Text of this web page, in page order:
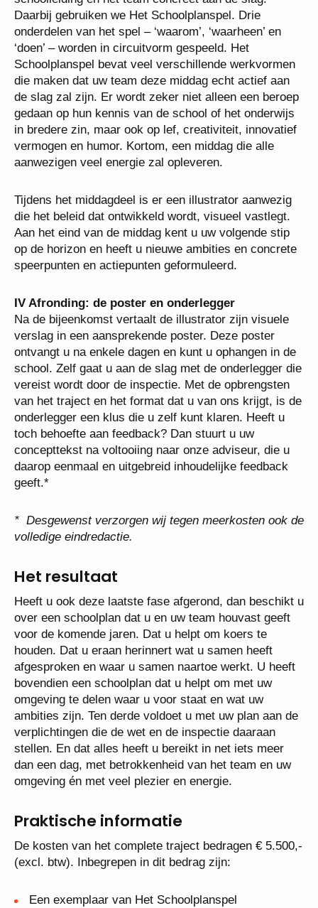
Daarbij gebruiken we Het Schoolplanspel. Drie
onderdelen van het spel – ‘waarom’, ‘waarheen’ en
‘doen’ – worden in circuitvorm gespeeld. Het
Schoolplanspel bevat veel verschillende werkvormen
die maken dat uw team deze middag echt actief aan
de slag zal zijn. Er wordt zeker niet alleen een beroep
gedaan op hun kennis van de school of het onderwijs
in bredere zin, maar ook op lef, creativiteit, innovatief
vermogen en humor. Kortom, een middag die alle
aanwezigen veel energie zal opleveren.
Tijdens het middagdeel is er een illustrator aanwezig
die het beleid dat ontwikkeld wordt, visueel vastlegt.
Aan het eind van de middag kent u uw volgende stip
op de horizon en heeft u nieuwe ambities en concrete
speerpunten en actiepunten geformuleerd.
IV Afronding: de poster en onderlegger
Na de bijeenkomst vertaalt de illustrator zijn visuele
verslag in een aansprekende poster. Deze poster
ontvangt u na enkele dagen en kunt u ophangen in de
school. Zelf gaat u aan de slag met de onderlegger die
vereist wordt door de inspectie. Met de opbrengsten
van het traject en het format dat u van ons krijgt, is de
onderlegger een klus die u zelf kunt klaren. Heeft u
toch behoefte aan feedback? Dan stuurt u uw
concepttekst na voltooiing naar onze adviseur, die u
daarop eenmaal en uitgebreid inhoudelijke feedback
geeft.*
* Desgewenst verzorgen wij tegen meerkosten ook de
volledige eindredactie.
Het resultaat
Heeft u ook deze laatste fase afgerond, dan beschikt u
over een schoolplan dat u en uw team houvast geeft
voor de komende jaren. Dat u helpt om koers te
houden. Dat u eraan herinnert wat u samen heeft
afgesproken en waar u samen naartoe werkt. U heeft
bovendien een schoolplan dat u helpt om met uw
omgeving te delen waar u voor staat en wat uw
ambities zijn. Ten derde voldoet u met uw plan aan de
verplichtingen die de wet en de inspectie daaraan
stellen. En dat alles heeft u bereikt in net iets meer
dan een dag, met betrokkenheid van het team en uw
omgeving én met veel plezier en energie.
Praktische informatie
De kosten van het complete traject bedragen € 5.500,-
(excl. btw). Inbegrepen in dit bedrag zijn:
Een exemplaar van Het Schoolplanspel